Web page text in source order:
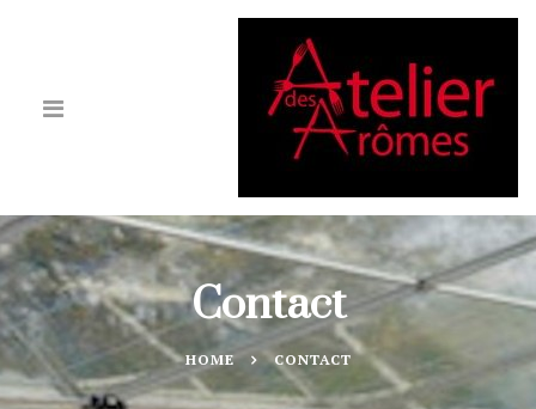
Contact
HOME CONTACT